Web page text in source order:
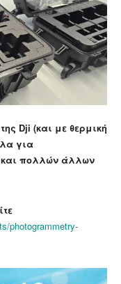
Dji (και με θερμική
για
και πολλών άλλων
photogrammetry-